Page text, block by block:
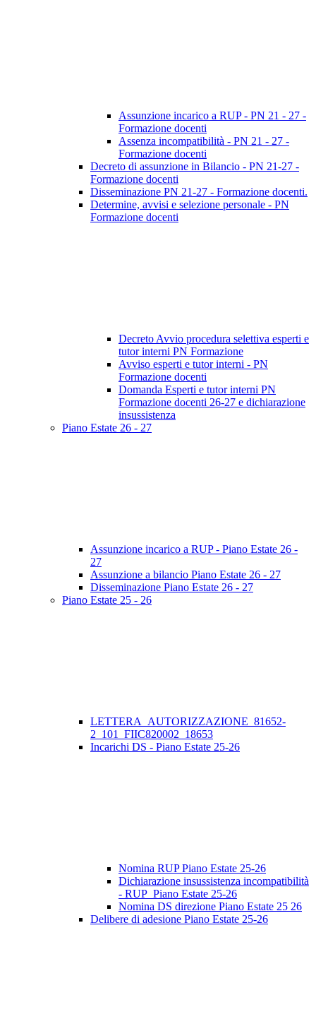
Assunzione incarico a RUP - PN 21 - 27 -
Formazione docenti
Assenza incompatibilità - PN 21 - 27 -
Formazione docenti
Decreto di assunzione in Bilancio - PN 21-27 -
Formazione docenti
Disseminazione PN 21-27 - Formazione docenti.
Determine, avvisi e selezione personale - PN
Formazione docenti
Decreto Avvio procedura selettiva esperti e
tutor interni PN Formazione
Avviso esperti e tutor interni - PN
Formazione docenti
Domanda Esperti e tutor interni PN
Formazione docenti 26-27 e dichiarazione
insussistenza
Piano Estate 26 - 27
Assunzione incarico a RUP - Piano Estate 26 -
27
Assunzione a bilancio Piano Estate 26 - 27
Disseminazione Piano Estate 26 - 27
Piano Estate 25 - 26
LETTERA_AUTORIZZAZIONE_81652-
2_101_FIIC820002_18653
Incarichi DS - Piano Estate 25-26
Nomina RUP Piano Estate 25-26
Dichiarazione insussistenza incompatibilità
- RUP_Piano Estate 25-26
Nomina DS direzione Piano Estate 25 26
Delibere di adesione Piano Estate 25-26